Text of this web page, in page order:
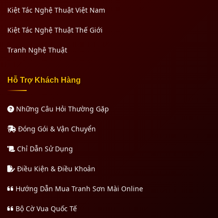
Kiệt Tác Nghệ Thuật Việt Nam
Kiệt Tác Nghệ Thuật Thế Giới
Tranh Nghệ Thuật
Hỗ Trợ Khách Hàng
Những Câu Hỏi Thường Gặp
Đóng Gói & Vận Chuyển
Chỉ Dẫn Sử Dụng
Điều Kiện & Điều Khoản
Hướng Dẫn Mua Tranh Sơn Mài Online
Bộ Cờ Vua Quốc Tế